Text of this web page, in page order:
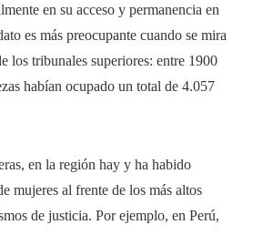
en su acceso y permanencia en
es más preocupante cuando se mira
los tribunales superiores: entre 1900
habían ocupado un total de 4.057
en la región hay y ha habido
mujeres al frente de los más altos
de justicia. Por ejemplo, en Perú,